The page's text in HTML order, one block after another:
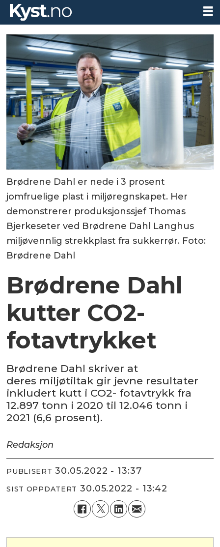
Brødrene Dahl er nede i 3 prosent
jomfruelige plast i miljøregnskapet. Her
demonstrerer produksjonssjef Thomas
Bjerkeseter ved Brødrene Dahl Langhus
miljøvennlig strekkplast fra sukkerrør. Foto:
Brødrene Dahl
Brødrene Dahl
kutter CO2-
fotavtrykket
Brødrene Dahl skriver at
deres miljøtiltak gir jevne resultater
inkludert kutt i CO2- fotavtrykk fra
12.897 tonn i 2020 til 12.046 tonn i
2021 (6,6 prosent).
Redaksjon
PUBLISERT 30.05.2022 - 13:37
SIST OPPDATERT 30.05.2022 - 13:42